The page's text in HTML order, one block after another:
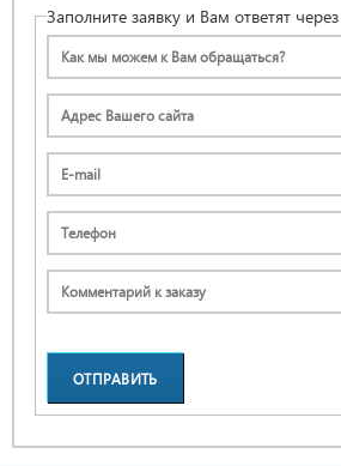
Заполните заявку и Вам ответят
ОТПРАВИТЬ